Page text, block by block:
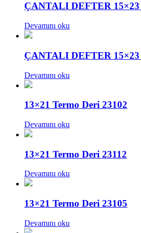
ÇANTALI DEFTER 15×23
Devamını oku
ÇANTALI DEFTER 15×23
Devamını oku
13×21 Termo Deri 23102
Devamını oku
13×21 Termo Deri 23112
Devamını oku
13×21 Termo Deri 23105
Devamını oku